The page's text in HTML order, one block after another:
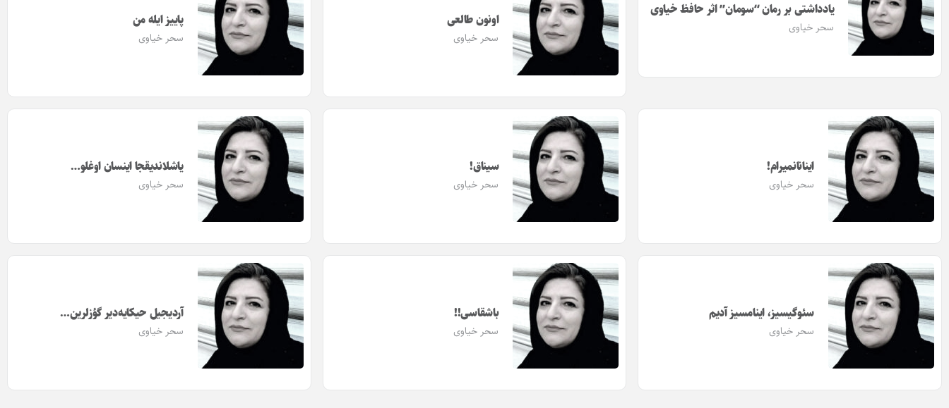
یادداشتی بر رمان “سومان” اثر حافظ خیاوی
سحر خیاوی اونون طالعی
سحر خیاوی
پاییز ایله من
سحر خیاوی
اینانانمیرام!
سحر خیاوی
سیناق!
سحر خیاوی
یاشلاندیقجا اینسان اوغلو…
سحر خیاوی
سئوگیسیز، اینامسیز آدیم
سحر خیاوی
باشقاسی!!
سحر خیاوی
آردیجیل حیکایه‌دیر گؤزلرین…
سحر خیاوی